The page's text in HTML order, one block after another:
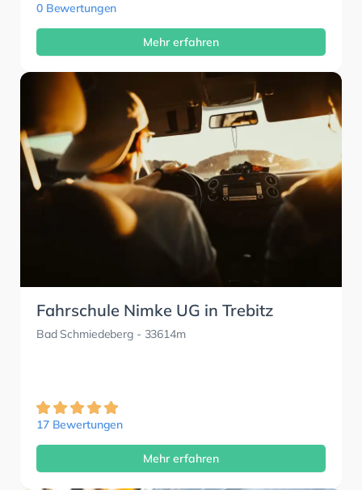
0 Bewertungen
Mehr erfahren
Fahrschule Nimke UG in Trebitz
Bad Schmiedeberg- 33614m
17 Bewertungen
Mehr erfahren